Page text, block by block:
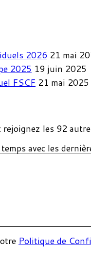
2026 21 mai
2025 19 juin 2025
FSCF 21 mai 2025
les 92
avec les
Politique de